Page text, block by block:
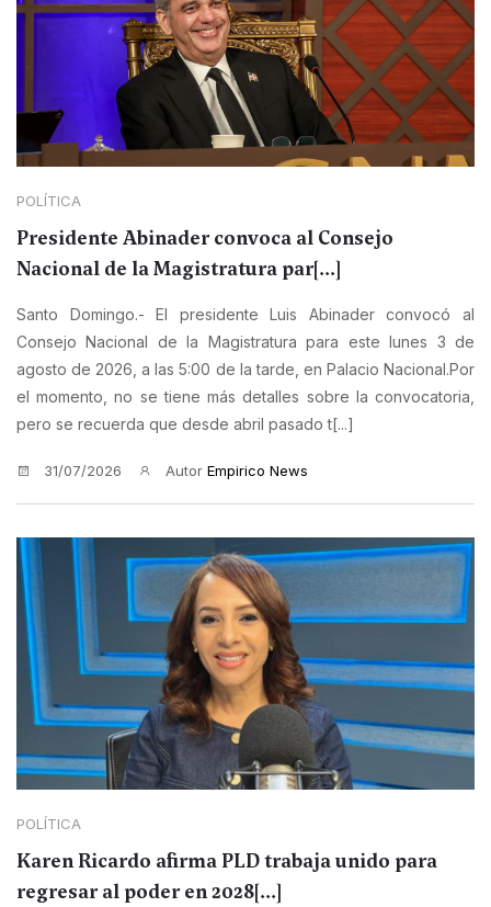
POLÍTICA
Presidente Abinader convoca al Consejo
Nacional de la Magistratura par[...]
Santo Domingo.- El presidente Luis Abinader convocó al
Consejo Nacional de la Magistratura para este lunes 3 de
agosto de 2026, a las 5:00 de la tarde, en Palacio Nacional.Por
el momento, no se tiene más detalles sobre la convocatoria,
pero se recuerda que desde abril pasado t[...]
31/07/2026 Autor Empirico News
POLÍTICA
Karen Ricardo afirma PLD trabaja unido para
regresar al poder en 2028[...]